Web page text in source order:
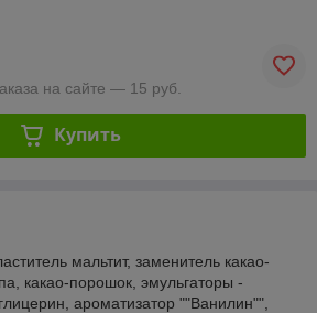
на сайте — 15 руб.
Купить
мальтит, заменитель какао-
какао-порошок, эмульгаторы -
ароматизатор ""Ванилин"",